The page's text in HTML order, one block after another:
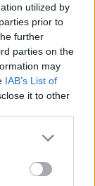
utilized by
prior to
further
parties on the
may
IAB’s List of
it to other